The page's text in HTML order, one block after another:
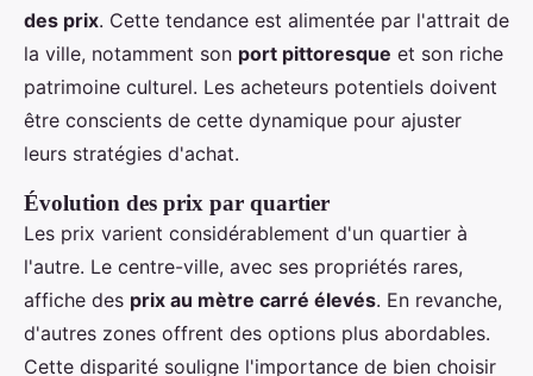
des prix. Cette tendance est alimentée par l'attrait de
la ville, notamment son port pittoresque et son riche
patrimoine culturel. Les acheteurs potentiels doivent
être conscients de cette dynamique pour ajuster
leurs stratégies d'achat.
Évolution des prix par quartier
Les prix varient considérablement d'un quartier à
l'autre. Le centre-ville, avec ses propriétés rares,
affiche des prix au mètre carré élevés. En revanche,
d'autres zones offrent des options plus abordables.
Cette disparité souligne l'importance de bien choisir